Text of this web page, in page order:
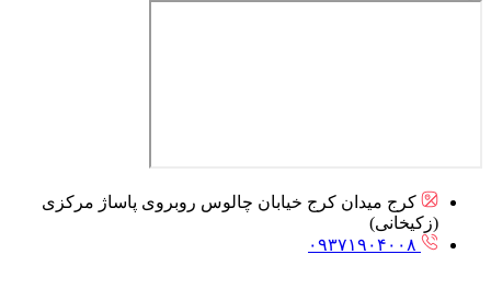
کرج میدان کرج خیابان چالوس روبروی پاساژ مرکزی
(زکیخانی)
۰۹۳۷۱۹۰۴۰۰۸